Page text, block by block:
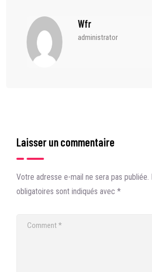
Wfr
administrator
Laisser un commentaire
Votre adresse e-mail ne sera pas publiée.
obligatoires sont indiqués avec *